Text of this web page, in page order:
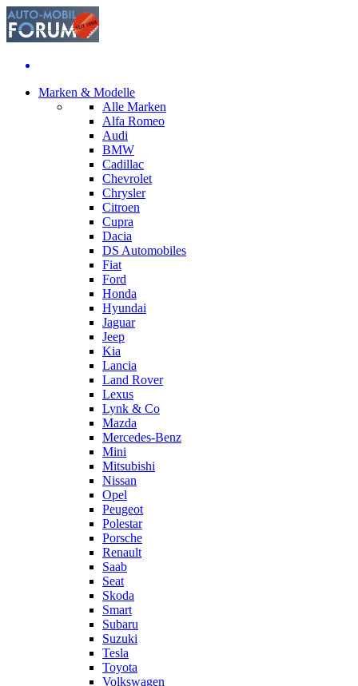
Marken & Modelle
Alle Marken
Alfa Romeo
Audi
BMW
Cadillac
Chevrolet
Chrysler
Citroen
Cupra
Dacia
DS Automobiles
Fiat
Ford
Honda
Hyundai
Jaguar
Jeep
Kia
Lancia
Land Rover
Lexus
Lynk & Co
Mazda
Mercedes-Benz
Mini
Mitsubishi
Nissan
Opel
Peugeot
Polestar
Porsche
Renault
Saab
Seat
Skoda
Smart
Subaru
Suzuki
Tesla
Toyota
Volkswagen